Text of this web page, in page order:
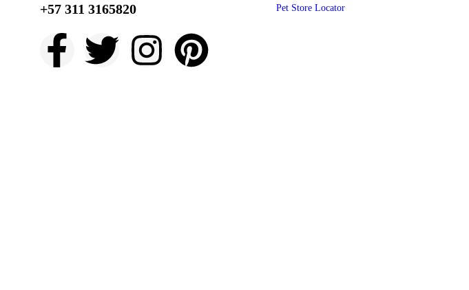
+57 311 3165820 Pet Store Locator